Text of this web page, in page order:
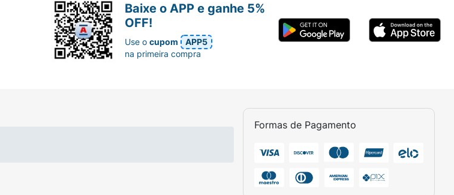
30 comprimidos revestidos. Lípitor 80 mg em embalagens contendo 30
atorvastatina cálcica equivalente a 10 mg, 20 mg ou 40 mg de
Formas de Pagamento
Baixe o APP e ganhe 5%
OFF!
Use ocupom
APP5
na primeira compra